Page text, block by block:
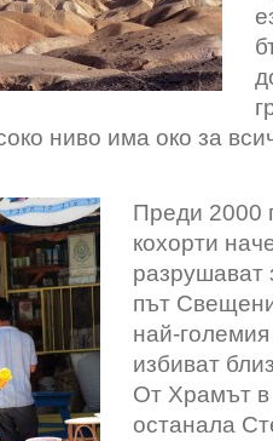
ниво има око за
Преди 2000
кохорти
разрушават
път
най-
избиват
От Храмът
останала